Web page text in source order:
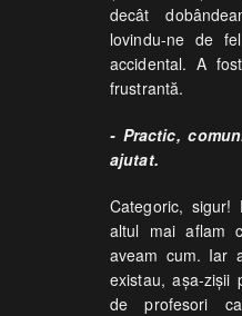
decât
lovindu-ne de
accidental. A
frustrantă.
- Practic,
ajutat.
Categoric,
altul mai aflam
aveam cum. Iar
existau, așa-zișii
de profesori